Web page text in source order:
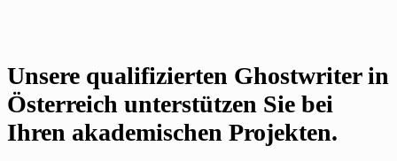
Unsere qualifizierten Ghostwriter in
Österreich unterstützen Sie bei
Ihren akademischen Projekten.